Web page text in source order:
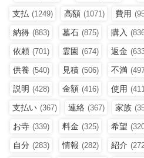
支払 (1249) 高額 (1071) 費用
納得 (883) 墓石 (875) 購入
依頼 (701) 霊園 (674) 返金
供養 (540) 見積 (506) 不満
説明 (428) 金額 (416) 使用
支払い (367) 連絡 (367) 家族
お寺 (339) 料金 (325) 希望
自分 (283) 情報 (282) 紹介